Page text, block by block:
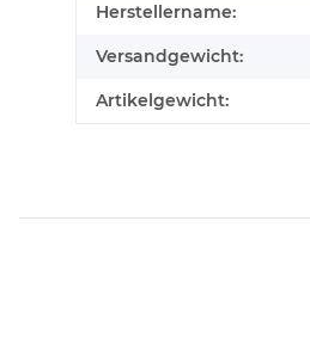
Herstellername:
Versandgewicht:
Artikelgewicht: